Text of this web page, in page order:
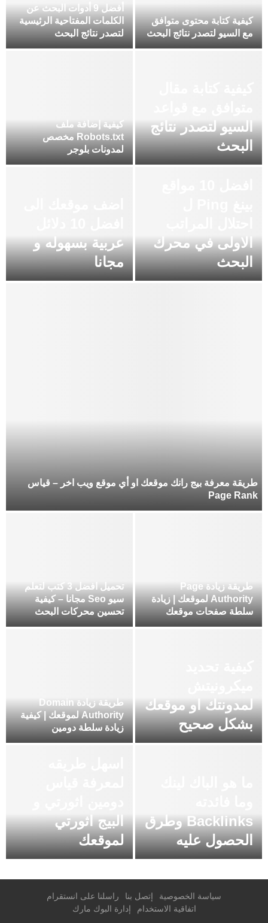
أفضل 9 أدوات البحث عن
الكلمات المفتاحية الرئيسية
لتصدر نتائج البحث
كيفية كتابة محتوى متوافق
مع السيو لتصدر نتائج البحث
كيفية إضافة ملف
Robots.txt مخصص
لمدونات بلوجر
السيو لتصدر نتائج
البحث
عربية بسهوله و
مجانا
الاولى في محرك
البحث
طريقة معرفة بيج رانك موقعك او أي موقع ويب اخر – قياس
Page Rank
تحميل افضل 3 كتب لتعلم
سيو Seo مجانا – كيفية
تحسين محركات البحث
طريقة زيادة Page
Authority لموقعك | زيادة
سلطة صفحات موقعك
طريقة زيادة Domain
Authority لموقعك | كيفية
زيادة سلطة دومين
لمدونتك او موقعك
بشكل صحيح
البيج اثورتي
لموقعك
Backlinks وطرق
الحصول عليه
سياسة الخصوصية إتصل بنا
راسلنا على انستقرام
اتفاقية الاستخدام
إدارة البوك مارك